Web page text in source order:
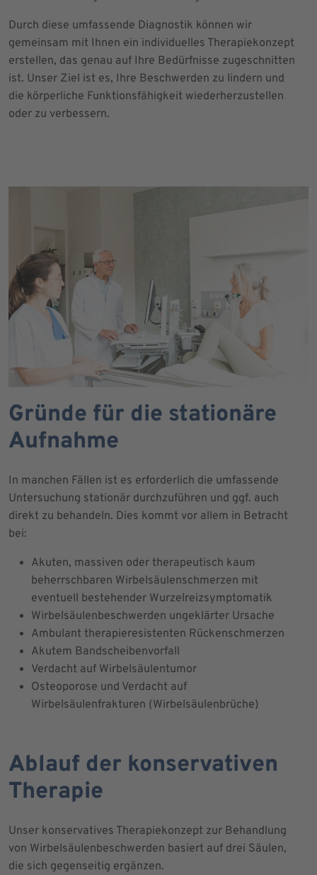
Durch diese umfassende Diagnostik können wir
gemeinsam mit Ihnen ein individuelles Therapiekonzept
erstellen, das genau auf Ihre Bedürfnisse zugeschnitten
ist. Unser Ziel ist es, Ihre Beschwerden zu lindern und
die körperliche Funktionsfähigkeit wiederherzustellen
oder zu verbessern.
Gründe für die stationäre
Aufnahme
In manchen Fällen ist es erforderlich die umfassende
Untersuchung stationär durchzuführen und ggf. auch
direkt zu behandeln. Dies kommt vor allem in Betracht
bei:
Akuten, massiven oder therapeutisch kaum
beherrschbaren Wirbelsäulenschmerzen mit
eventuell bestehender Wurzelreizsymptomatik
Wirbelsäulenbeschwerden ungeklärter Ursache
Ambulant therapieresistenten Rückenschmerzen
Akutem Bandscheibenvorfall
Verdacht auf Wirbelsäulentumor
Osteoporose und Verdacht auf
Wirbelsäulenfrakturen (Wirbelsäulenbrüche)
Ablauf der konservativen
Therapie
Unser konservatives Therapiekonzept zur Behandlung
von Wirbelsäulenbeschwerden basiert auf drei Säulen,
die sich gegenseitig ergänzen.